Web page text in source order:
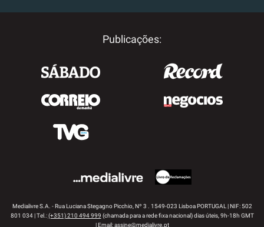
Publicações:
Medialivre S.A. - Rua Luciana Stegagno Picchio, Nº 3 . 1549-023 Lisboa PORTUGAL | NIF: 502
801 034 | Tel.:(+351) 210 494 999 (chamada para a rede fixa nacional) dias úteis, 9h-18h GMT
| Email:assine@medialivre.pt